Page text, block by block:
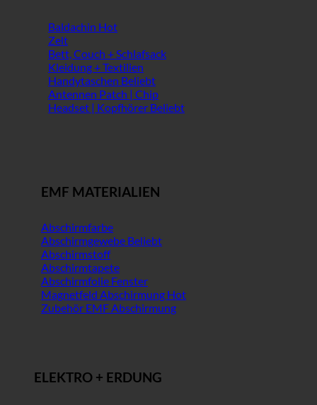
Baldachin
Zelt
Bett, Couch + Schlafsack
Kleidung + Textilien
Handytaschen
Antennen Patch | Chip
Headset | Kopfhörer
EMF MATERIALIEN
Abschirmfarbe
Abschirmgewebe
Abschirmstoff
Abschirmtapete
Abschirmfolie Fenster
Magnetfeld Abschirmung
Zubehör EMF Abschirmung
ELEKTRO + ERDUNG